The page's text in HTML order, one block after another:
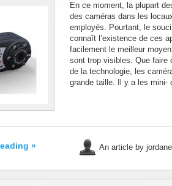
En ce moment, la plupart
des caméras dans les
employés. Pourtant, le
connaît l’existence de ces
facilement le meilleur
sont trop visibles. Que faire
de la technologie, les
grande taille. Il y a les
» An article by